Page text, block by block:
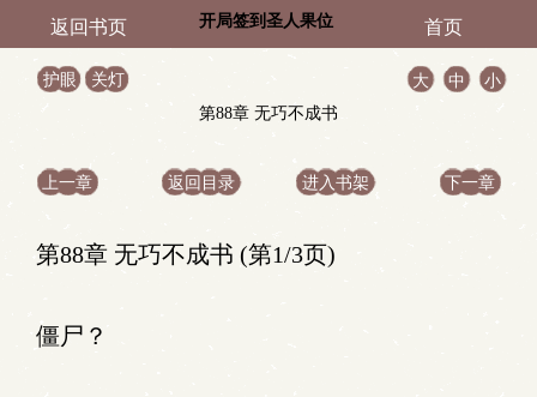
返回书页 开局签到圣人果位 首页
护眼 关灯 大 中
小
第88章 无巧不成书
上一章 返回目录 进入书架 下一章
第88章 无巧不成书 (第1/3页)
僵尸？